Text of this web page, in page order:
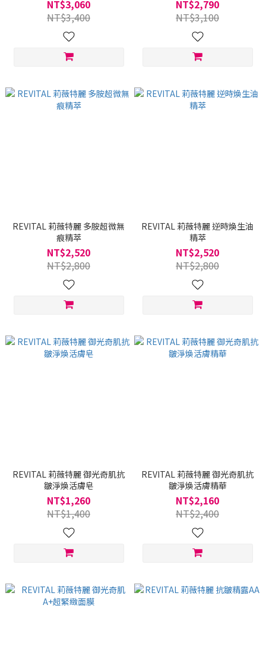
NT$3,060
NT$3,400
NT$2,790
NT$3,100
REVITAL 莉薇特麗 多胺超微無
痕精萃
NT$2,520
NT$2,800
REVITAL 莉薇特麗 逆時煥生油
精萃
NT$2,520
NT$2,800
REVITAL 莉薇特麗 御光奇肌抗
皺淨煥活膚皂
NT$1,260
NT$1,400
REVITAL 莉薇特麗 御光奇肌抗
皺淨煥活膚精華
NT$2,160
NT$2,400